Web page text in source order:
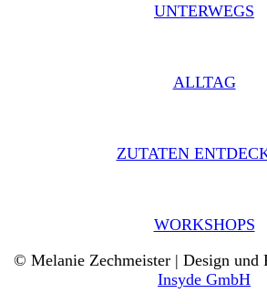
UNTERWEGS
ALLTAG
ZUTATEN
WORKSHOPS
© Melanie Zechmeister | Design und
Insyde GmbH